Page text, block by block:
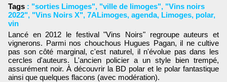
Tags : "sorties Limoges", "ville de limoges", "Vins noirs
2022", "Vins Noirs X", 7ALimoges, agenda, Limoges, polar,
vin
Lancé en 2012 le festival "Vins Noirs" regroupe auteurs et
vignerons. Parmi nos chouchous Hugues Pagan, il ne cultive
pas son côté marginal, c'est naturel, il n'évolue pas dans les
cercles d'auteurs. L'ancien policier a un style bien trempé,
assurément noir. À découvrir la BD polar et le polar fantastique
ainsi que quelques flacons (avec modération).